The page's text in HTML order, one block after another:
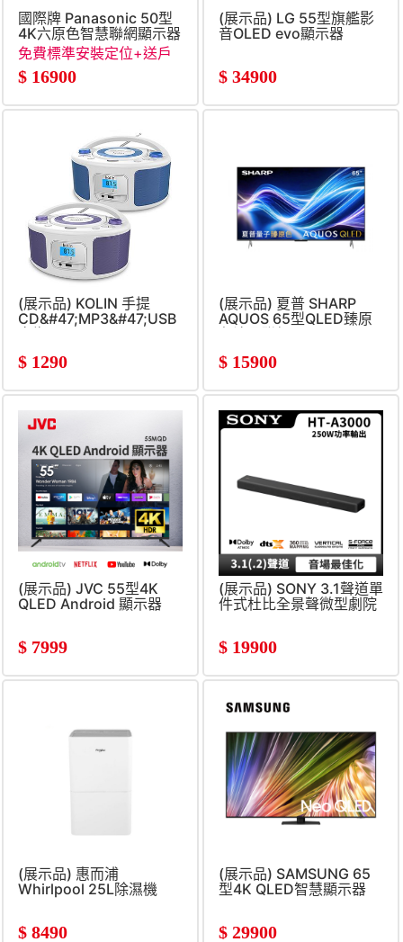
國際牌 Panasonic 50型
4K六原色智慧聯網顯示器
免費標準安裝定位+送戶
外露營風扇燈組
$ 16900
(展示品) LG 55型旗艦影
音OLED evo顯示器
$ 34900
(展示品) KOLIN 手提
CD&#47;MP3&#47;USB
音響
$ 1290
(展示品) 夏普 SHARP
AQUOS 65型QLED臻原
色液晶聯網顯
$ 15900
(展示品) JVC 55型4K
QLED Android 顯示器
$ 7999
(展示品) SONY 3.1聲道單
件式杜比全景聲微型劇院
$ 19900
(展示品) 惠而浦
Whirlpool 25L除濕機
$ 8490
(展示品) SAMSUNG 65
型4K QLED智慧顯示器
$ 29900